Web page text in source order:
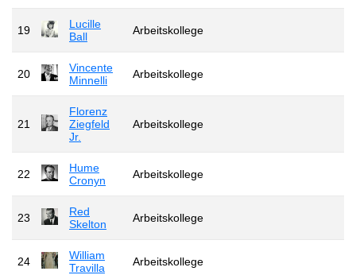
19
Lucille
Ball
Arbeitskollege
20
Vincente
Minnelli
Arbeitskollege
21
Florenz
Ziegfeld
Jr.
Arbeitskollege
22
Hume
Cronyn
Arbeitskollege
23
Red
Skelton
Arbeitskollege
24
William
Travilla
Arbeitskollege